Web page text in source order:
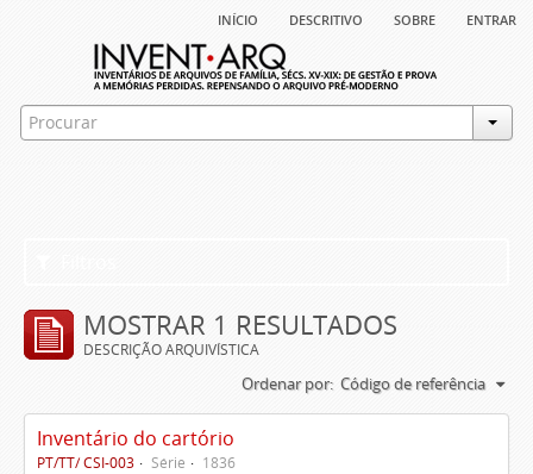
início descritivo sobre entrar
MOSTRAR 1 RESULTADOS
DESCRIÇÃO ARQUIVÍSTICA
Ordenar por: Código de referência
Inventário do cartório
PT/TT/ CSI-003 Série 1836